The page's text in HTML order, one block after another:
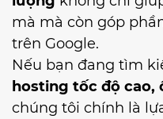
mà mà còn góp
trên Google.
Nếu bạn đang tìm
hosting tốc độ cao,
chúng tôi chính là